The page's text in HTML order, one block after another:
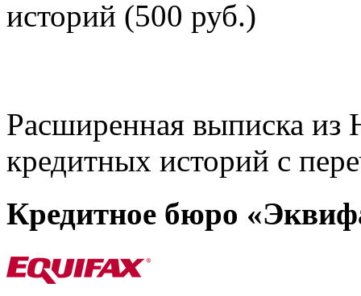
историй (500 руб.)
Расширенная выписка из
кредитных историй с
Кредитное бюро